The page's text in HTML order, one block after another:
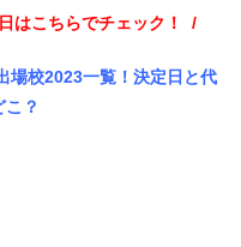
はこちらでチェック！ /
場校2023一覧！決定日と代
？